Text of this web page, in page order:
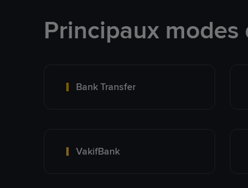
Principaux
Bank Transfer
VakifBank